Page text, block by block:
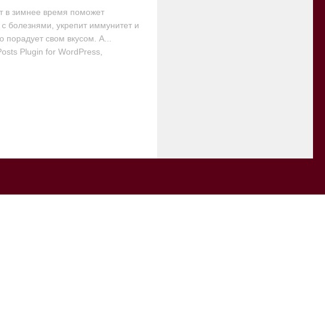
в зимнее время поможет
с болезнями, укрепит иммунитет и
порадует свом вкусом. А...